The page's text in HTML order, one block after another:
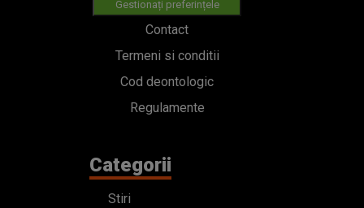
Gestionați preferințele
Contact
Termeni si conditii
Cod deontologic
Regulamente
Categorii
Stiri